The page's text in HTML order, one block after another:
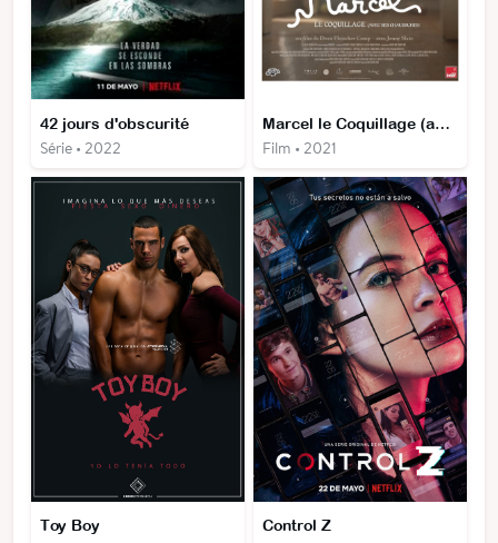
42 jours d'obscurité
Série • 2022
Marcel le Coquillage (avec ses chaussures)
Film • 2021
Toy Boy Control Z